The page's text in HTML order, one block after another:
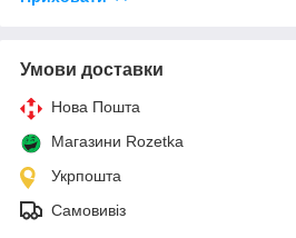
Умови доставки
Нова Пошта
Магазини Rozetka
Укрпошта
Самовивіз